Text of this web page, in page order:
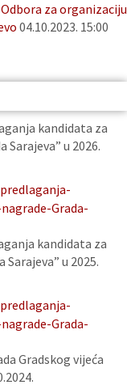
za organizaciju
04.10.2023. 15:00
kandidata za
u 2026.
Grada-
kandidata za
u 2025.
Grada-
Gradskog vijeća